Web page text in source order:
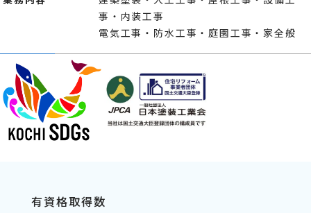
事・内装工事
電気工事・防水工事・庭園工事・家全般
有資格取得数